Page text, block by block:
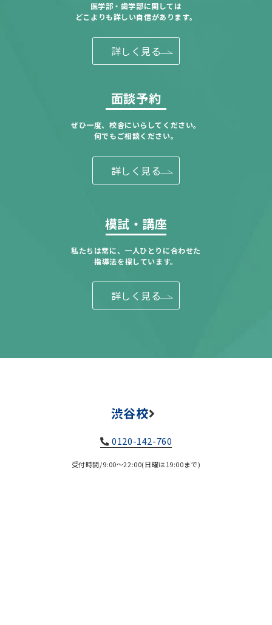
医学部・歯学部に関しては
どこよりも詳しい自信があります。
詳しく見る
面談予約
ぜひ一度、校舎にいらしてください。
何でもご相談ください。
詳しく見る
模試・講座
私たちは常に、一人ひとりに合わせた
指導法を探しています。
詳しく見る
渋谷校
0120-142-760
受付時間/9:00～22:00(日曜は19:00まで)